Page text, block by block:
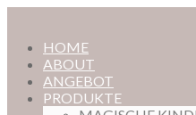
HOME
ABOUT
ANGEBOT
PRODUKTE